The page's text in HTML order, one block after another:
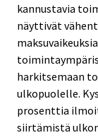
kannustavia
näyttivät
harkitsemaan
ulkopuolelle.
prosenttia
siirtämistä